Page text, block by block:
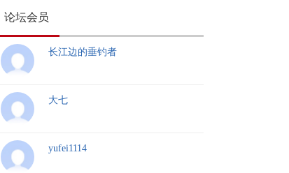
论坛会员
长江边的垂钓者
大七
yufei1114